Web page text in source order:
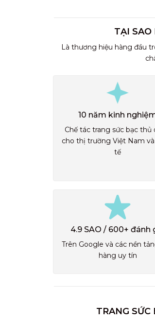
TẠI SAO
Là thương hiệu hàng đầu
10 năm kinh
Chế tác trang sức bạc thủ
cho thị trường Việt Nam
tế
4.9 SAO / 600+ đánh
Trên Google và các nền
hàng uy tín
TRANG